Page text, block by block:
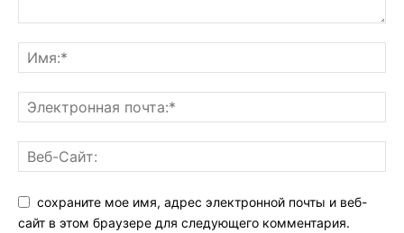
сохраните мое имя, адрес электронной почты и веб-
сайт в этом браузере для следующего комментария.